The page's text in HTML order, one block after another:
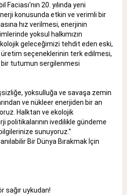
20. yılında yeni
konusunda etkin ve verimli bir
hız verilmesi, enerjinin
yoksul halkımızın
geleceğimizi tehdit eden eski,
üretim seçeneklerinin terk edilmesi,
bir tutumun sergilenmesi
yoksulluğa ve savaşa zemin
ve nükleer enerjiden bir an
Halktan ve ekolojik
politikalarının ivedilikle gündeme
bilgilerinize sunuyoruz."
Bir Dünya Bırakmak İçin
sağır uykudan!